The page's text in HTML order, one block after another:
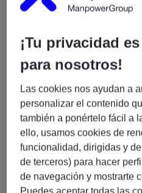
es clave para convertir la
En Experis ayudamos a las
allá de una mera
evolución de SAP con los
Las palancas clave de la
SAP S/4HANA: la base
¡Tu privacidad
para nosotros!
Las cookies nos ayudan a
personalizar el contenido
también a ponértelo fácil a
ello, usamos cookies de
funcionalidad, dirigidas y
de terceros) para hacer
de navegación y mostrarte